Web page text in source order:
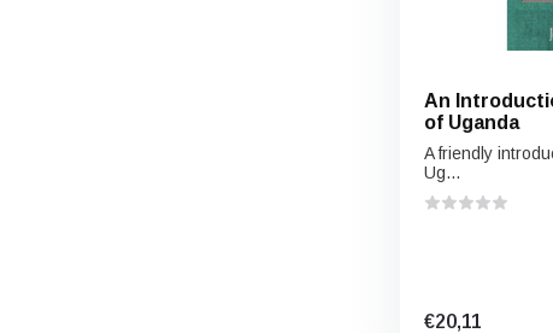
An
of Uganda
A friendly
Ug...
€20,11